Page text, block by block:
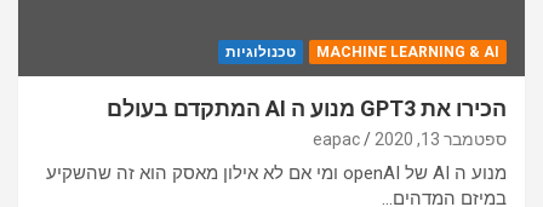
MACHINE LEARNING & AI טכנולוגיות
הכירו את GPT3 מנוע ה AI המתקדם בעולם
ספטמבר 13, 2020 eapac
מנוע ה AI של openAI ומי אם לא אילון מאסק הוא זה שהשקיע
במיזם המדהים…